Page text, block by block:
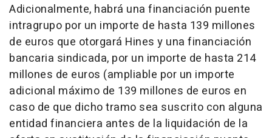
Adicionalmente, habrá una financiación puente
intragrupo por un importe de hasta 139 millones
de euros que otorgará Hines y una financiación
bancaria sindicada, por un importe de hasta 214
millones de euros (ampliable por un importe
adicional máximo de 139 millones de euros en
caso de que dicho tramo sea suscrito con alguna
entidad financiera antes de la liquidación de la